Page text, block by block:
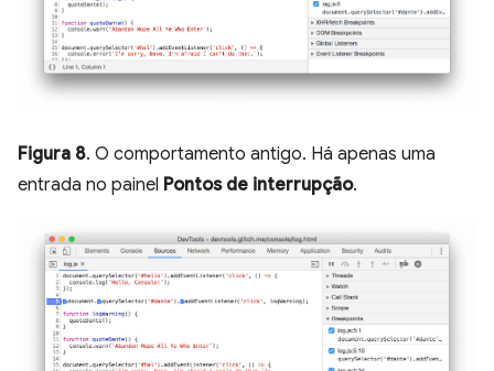
Figura 8. O comportamento antigo. Há apenas uma
entrada no painel Pontos de interrupção.